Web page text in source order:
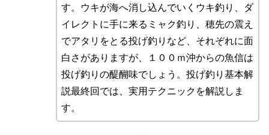
す。ウキが海へ消し込んでいくウキ釣り、ダ
イレクトに手に来るミャク釣り、穂先の震え
でアタリをとる投げ釣りなど、それぞれに面
白さがありますが、１００ｍ沖からの魚信は
投げ釣りの醍醐味でしょう。投げ釣り基本解
説最終回では、実用テクニックを解説しま
す。